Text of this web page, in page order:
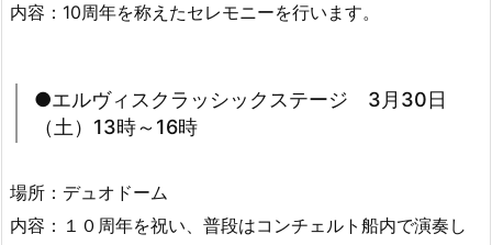
内容：10周年を称えたセレモニーを行います。
●エルヴィスクラッシックステージ 3月30日
（土）13時～16時
場所：デュオドーム
内容：１０周年を祝い、普段はコンチェルト船内で演奏し